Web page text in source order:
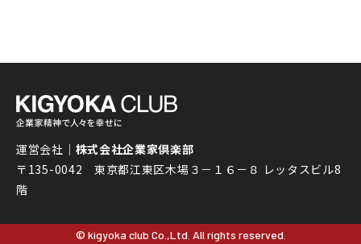
運営会社｜ 株式会社企業家倶楽部
〒135-0042 東京都江東区木場３－１６－８ レッタスビル8
階
© kigyoka club Co.,Ltd. All rights reserved.